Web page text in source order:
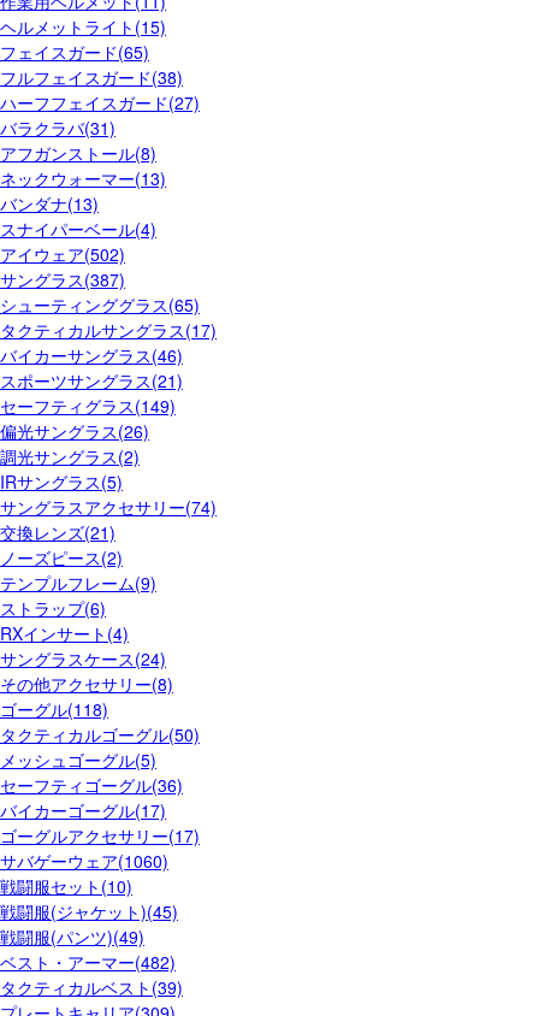
ヘルメットライト(15)
フェイスガード(65)
フルフェイスガード(38)
ハーフフェイスガード(27)
バラクラバ(31)
アフガンストール(8)
ネックウォーマー(13)
バンダナ(13)
スナイパーベール(4)
アイウェア(502)
サングラス(387)
シューティンググラス(65)
タクティカルサングラス(17)
バイカーサングラス(46)
スポーツサングラス(21)
セーフティグラス(149)
偏光サングラス(26)
調光サングラス(2)
IRサングラス(5)
サングラスアクセサリー(74)
交換レンズ(21)
ノーズピース(2)
テンプルフレーム(9)
ストラップ(6)
RXインサート(4)
サングラスケース(24)
その他アクセサリー(8)
ゴーグル(118)
タクティカルゴーグル(50)
メッシュゴーグル(5)
セーフティゴーグル(36)
バイカーゴーグル(17)
ゴーグルアクセサリー(17)
サバゲーウェア(1060)
戦闘服セット(10)
戦闘服(ジャケット)(45)
戦闘服(パンツ)(49)
ベスト・アーマー(482)
タクティカルベスト(39)